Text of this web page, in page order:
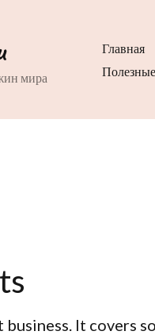
мира
Главная
business. It covers